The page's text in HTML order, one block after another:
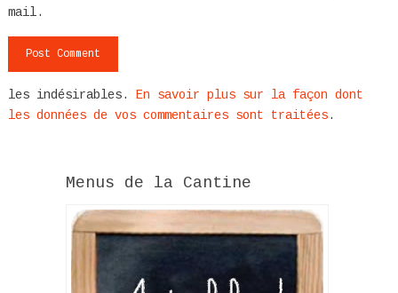
mail.
les indésirables. En savoir plus sur la façon dont
les données de vos commentaires sont traitées.
Menus de la Cantine